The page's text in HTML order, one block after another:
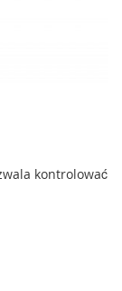
kontrolować